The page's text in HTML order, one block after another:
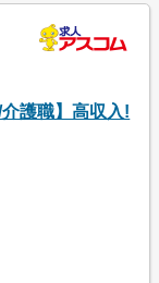
介護職】高収入!